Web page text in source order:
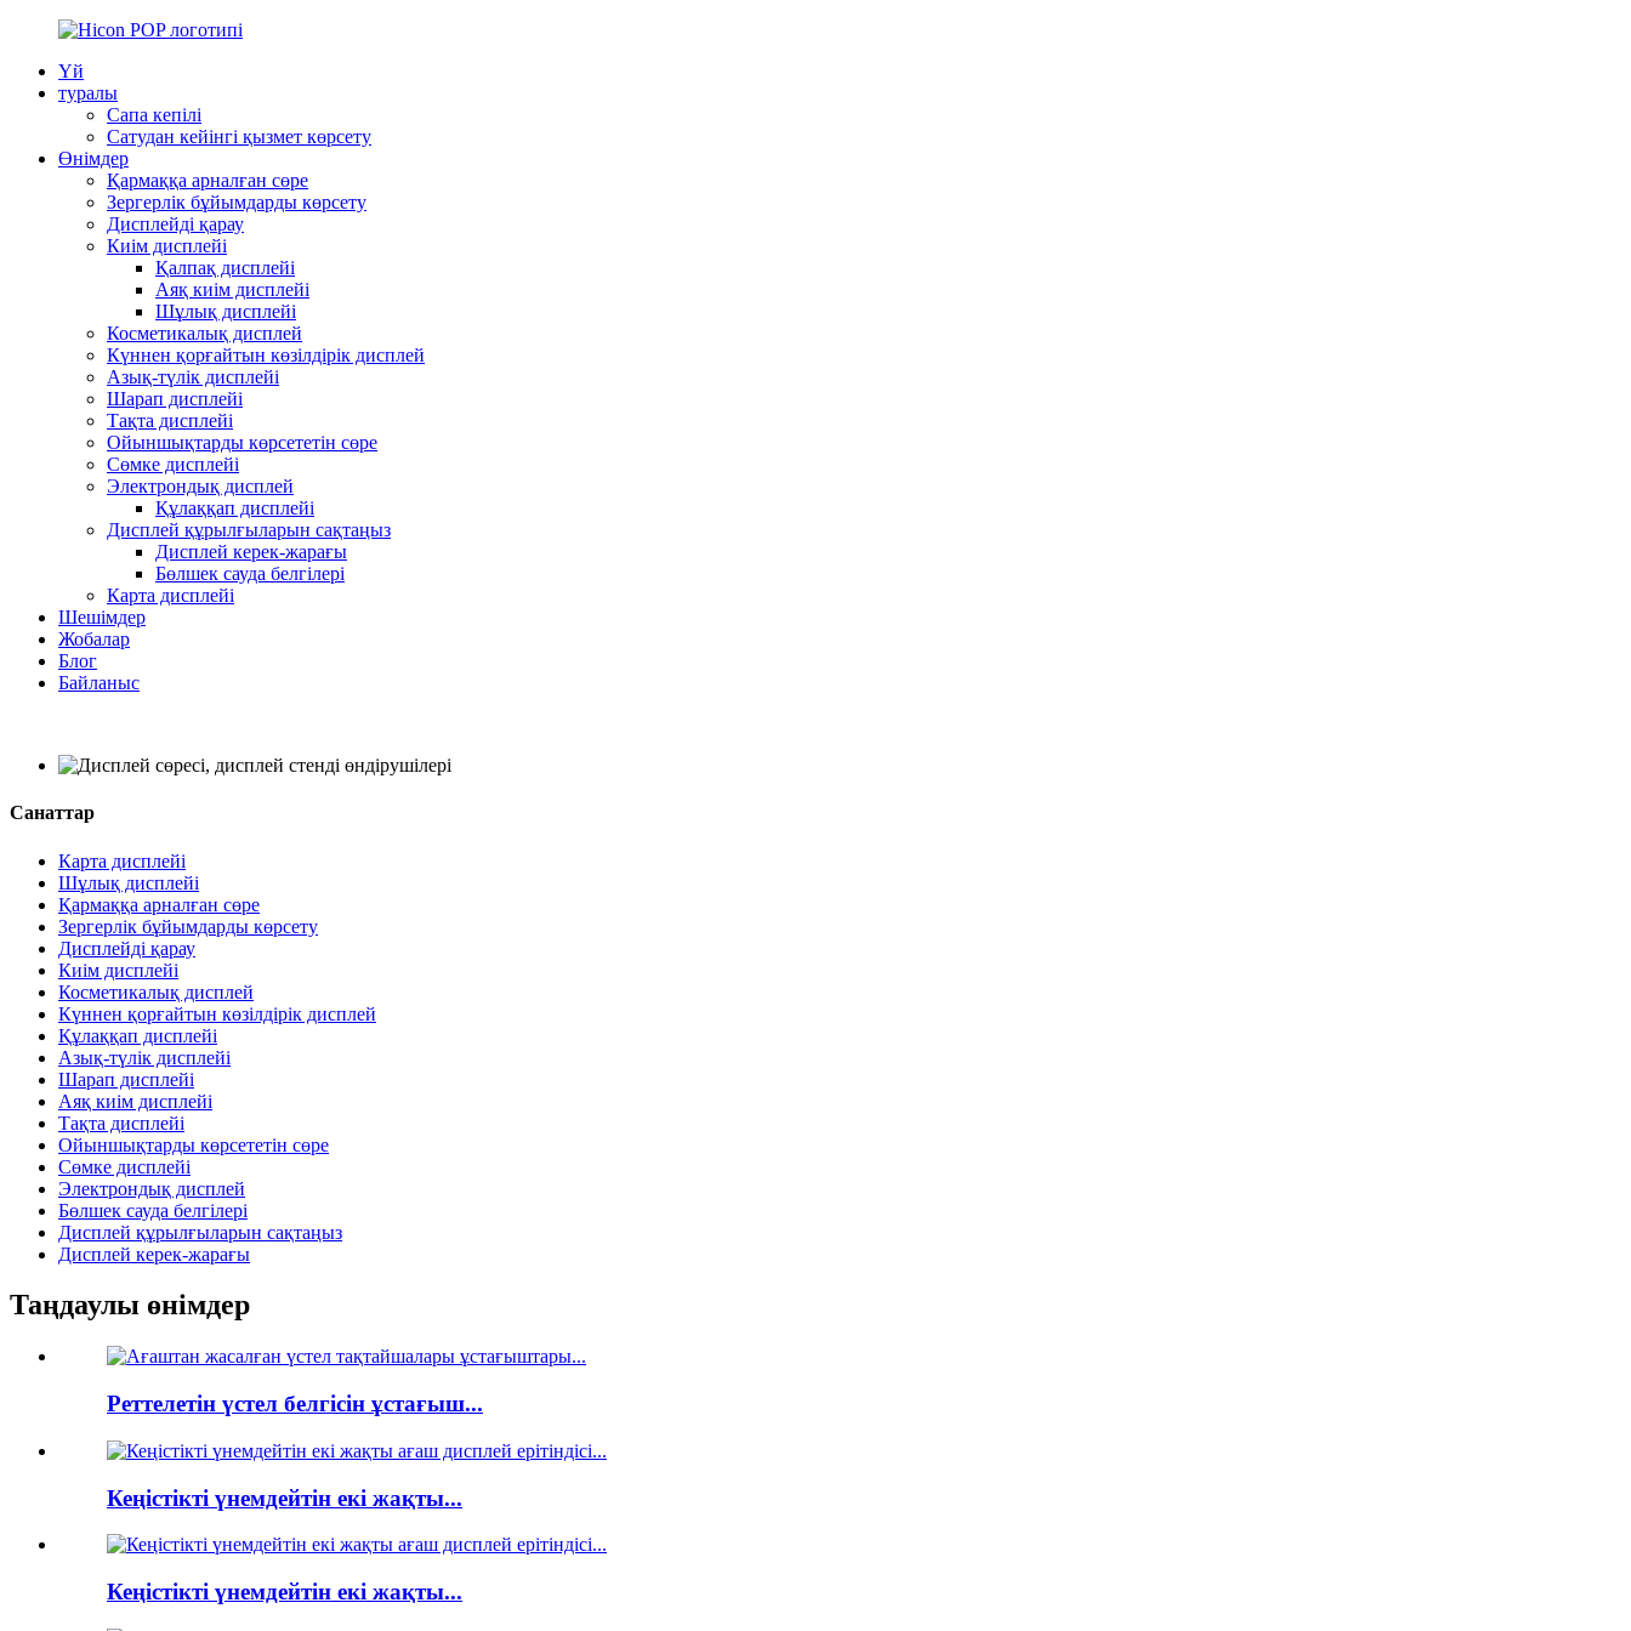
Үй
туралы
Сапа кепілі
Сатудан кейінгі қызмет көрсету
Өнімдер
Қармаққа арналған сөре
Зергерлік бұйымдарды көрсету
Дисплейді қарау
Киім дисплейі
Қалпақ дисплейі
Аяқ киім дисплейі
Шұлық дисплейі
Косметикалық дисплей
Күннен қорғайтын көзілдірік дисплей
Азық-түлік дисплейі
Шарап дисплейі
Тақта дисплейі
Ойыншықтарды көрсететін сөре
Сөмке дисплейі
Электрондық дисплей
Құлаққап дисплейі
Дисплей құрылғыларын сақтаңыз
Дисплей керек-жарағы
Бөлшек сауда белгілері
Карта дисплейі
Шешімдер
Жобалар
Блог
Байланыс
Санаттар
Карта дисплейі
Шұлық дисплейі
Қармаққа арналған сөре
Зергерлік бұйымдарды көрсету
Дисплейді қарау
Киім дисплейі
Косметикалық дисплей
Күннен қорғайтын көзілдірік дисплей
Құлаққап дисплейі
Азық-түлік дисплейі
Шарап дисплейі
Аяқ киім дисплейі
Тақта дисплейі
Ойыншықтарды көрсететін сөре
Сөмке дисплейі
Электрондық дисплей
Бөлшек сауда белгілері
Дисплей құрылғыларын сақтаңыз
Дисплей керек-жарағы
Таңдаулы өнімдер
Реттелетін үстел белгісін ұстағыш...
Кеңістікті үнемдейтін екі жақты...
Кеңістікті үнемдейтін екі жақты...